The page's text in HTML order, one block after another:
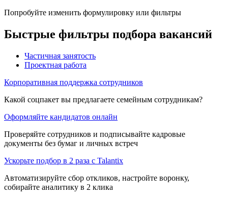
Попробуйте изменить формулировку или фильтры
Быстрые фильтры подбора вакансий
Частичная занятость
Проектная работа
Корпоративная поддержка сотрудников
Какой соцпакет вы предлагаете семейным сотрудникам?
Оформляйте кандидатов онлайн
Проверяйте сотрудников и подписывайте кадровые
документы без бумаг и личных встреч
Ускорьте подбор в 2 раза с Talantix
Автоматизируйте сбор откликов, настройте воронку,
собирайте аналитику в 2 клика